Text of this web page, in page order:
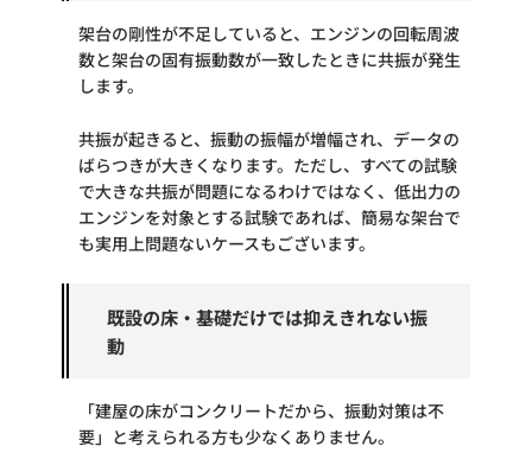
架台の剛性が不足していると、エンジンの回転周波
数と架台の固有振動数が一致したときに共振が発生
します。
共振が起きると、振動の振幅が増幅され、データの
ばらつきが大きくなります。ただし、すべての試験
で大きな共振が問題になるわけではなく、低出力の
エンジンを対象とする試験であれば、簡易な架台で
も実用上問題ないケースもございます。
既設の床・基礎だけでは抑えきれない振
動
「建屋の床がコンクリートだから、振動対策は不
要」と考えられる方も少なくありません。